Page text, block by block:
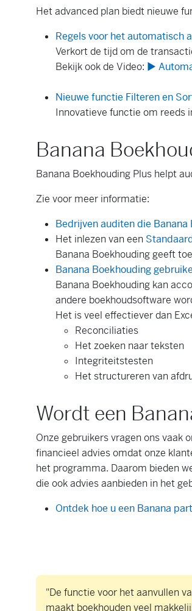
Het advanced plan biedt nieuwe
Regels voor het automatisch
Verkort de tijd om de
Bekijk ook de Video: ▶
Nieuwe functie Filteren en
Innovatieve functie om reeds
Banana
Banana Boekhouding Plus helpt
Zie voor meer informatie:
Bedrijven auditen die
Het inlezen van een
Banana Boekhouding geeft
Banana Boekhouding
Banana Boekhouding kan
andere boekhoudsoftware
Het is veel effectiever dan
Reconciliaties
Het zoeken naar teksten
Integriteitstesten
Het structureren van
Wordt een
Onze gebruikers vragen ons vaak
financieel advies omdat onze
het programma. Daarom bieden
die ook advies aanbieden in het
Ontdek hoe u een Banana
"De functie voor het aanvullen
maakt boekhouden veel